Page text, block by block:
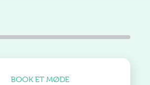
BOOK ET MØDE